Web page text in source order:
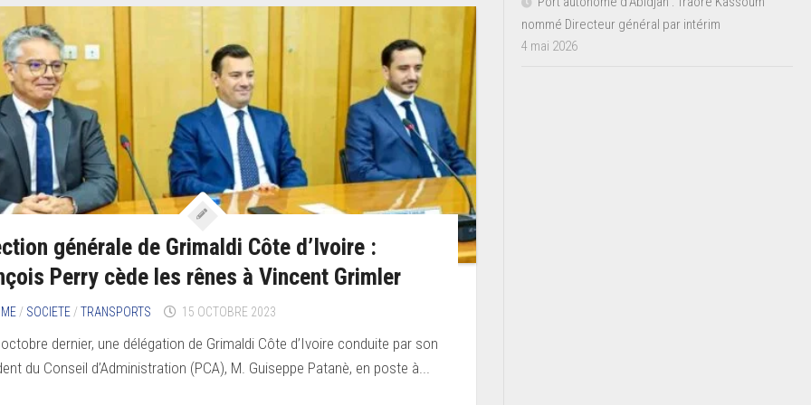
générale de Grimaldi Côte d’Ivoire :
Perry cède les rênes à Vincent Grimler
/ SOCIETE/TRANSPORTS 15 OCTOBRE 2023
dernier, une délégation de Grimaldi Côte d’Ivoire conduite par son
du Conseil d’Administration (PCA), M. Guiseppe Patanè, en poste à...
nommé Directeur général par intérim
4 mai 2026